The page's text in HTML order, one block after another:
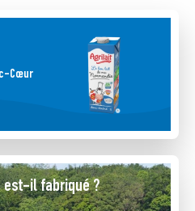
Cœur
est-il fabriqué ?